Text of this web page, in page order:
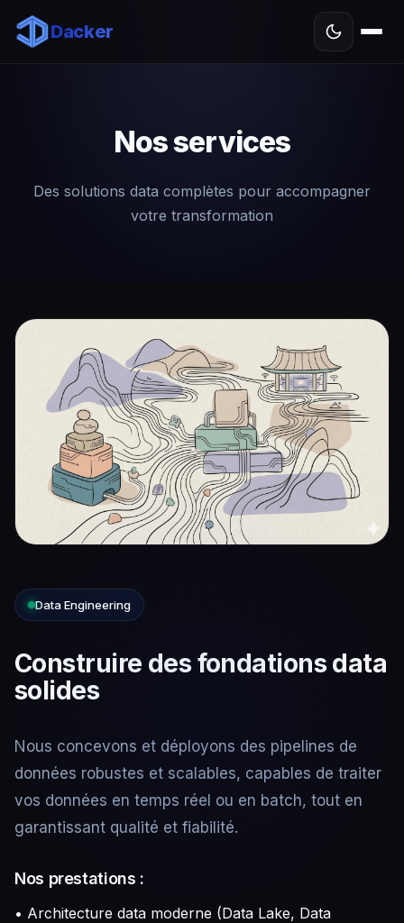
Dacker
Nos services
Des solutions data complètes pour accompagner
votre transformation
Data Engineering
Construire des fondations data
solides
Nous concevons et déployons des pipelines de
données robustes et scalables, capables de traiter
vos données en temps réel ou en batch, tout en
garantissant qualité et fiabilité.
Nos prestations :
• Architecture data moderne (Data Lake, Data